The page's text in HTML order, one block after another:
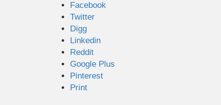
Facebook
Twitter
Digg
Linkedin
Reddit
Google Plus
Pinterest
Print